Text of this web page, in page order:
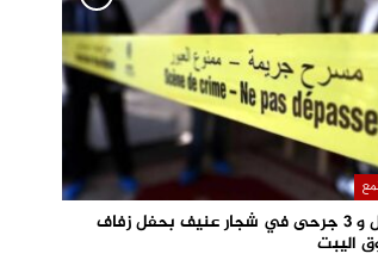
توقيف “رضى الطالياني” بتهمة القيادة في حالة سكر و رفضه الامتثال للأمن
قتيل و 3 جرحى في شجار عنيف بحفل زفاف
اليبت